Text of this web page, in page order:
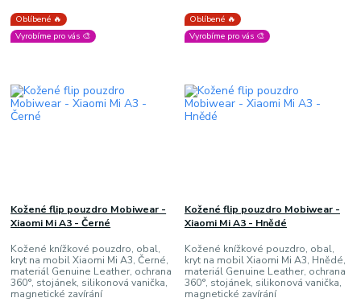
Oblíbené 🔥
Vyrobíme pro vás 🎨
Kožené flip pouzdro Mobiwear -
Xiaomi Mi A3 - Černé
Kožené knížkové pouzdro, obal,
kryt na mobil Xiaomi Mi A3, Černé,
materiál Genuine Leather, ochrana
360°, stojánek, silikonová vanička,
magnetické zavírání
Oblíbené 🔥
Vyrobíme pro vás 🎨
Kožené flip pouzdro Mobiwear -
Xiaomi Mi A3 - Hnědé
Kožené knížkové pouzdro, obal,
kryt na mobil Xiaomi Mi A3, Hnědé,
materiál Genuine Leather, ochrana
360°, stojánek, silikonová vanička,
magnetické zavírání